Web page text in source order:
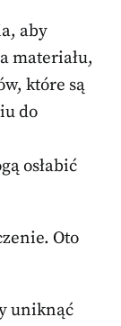
aby
materiału,
które są
do
osłabić
Oto
uniknąć